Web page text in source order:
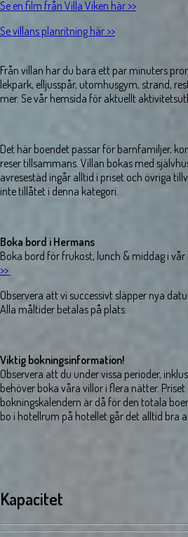
Se en film från Villa Viken här >>
Se villans planritning här >>
Från villan har du bara ett par minuters
lekpark, elljusspår, utomhusgym, strand,
mer. Se vår hemsida för aktuellt
Det här boendet passar för barnfamiljer,
reser tillsammans. Villan bokas med
avresestäd ingår alltid i priset och övriga
inte tillåtet i denna kategori.
Boka bord i Hermans
Boka bord för frukost, lunch & middag i
>>
Observera att vi successivt släpper nya
Alla måltider betalas på plats.
Viktig bokningsinformation!
Observera att du under vissa perioder,
behöver boka våra villor i flera nätter. Priset
bokningskalendern är då för den totala
bo i hotellrum på hotellet går det alltid bra
Kapacitet